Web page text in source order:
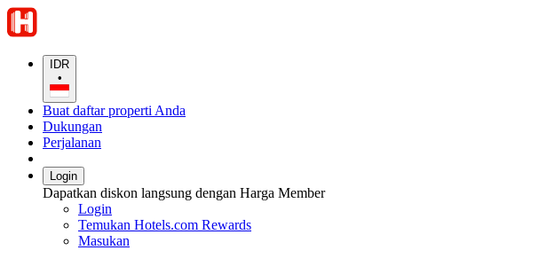
IDR
•
Buat daftar properti Anda
Dukungan
Perjalanan
Login
Dapatkan diskon langsung dengan Harga Member
Login
Temukan Hotels.com Rewards
Masukan